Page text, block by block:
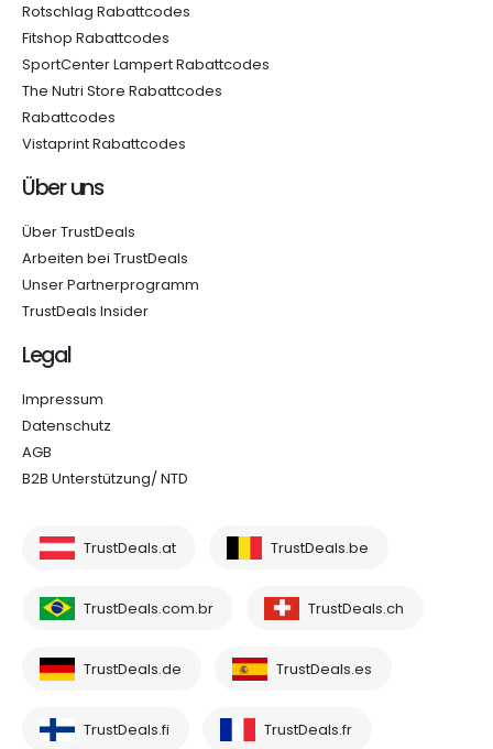
Rotschlag Rabattcodes
Fitshop Rabattcodes
SportCenter Lampert Rabattcodes
The Nutri Store Rabattcodes
Rabattcodes
Vistaprint Rabattcodes
Über uns
Über TrustDeals
Arbeiten bei TrustDeals
Unser Partnerprogramm
TrustDeals Insider
Legal
Impressum
Datenschutz
AGB
B2B Unterstützung/ NTD
TrustDeals.at TrustDeals.be
TrustDeals.com.br TrustDeals.ch
TrustDeals.de TrustDeals.es
TrustDeals.fi TrustDeals.fr